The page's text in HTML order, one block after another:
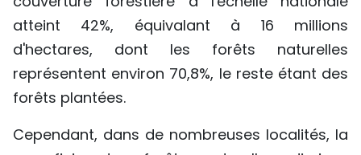
atteint 42%, équivalant à 16 millions
d'hectares, dont les forêts naturelles
représentent environ 70,8%, le reste étant des
forêts plantées.
Cependant, dans de nombreuses localités, la